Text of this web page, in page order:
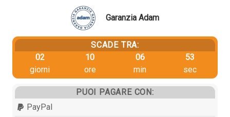
Garanzia Adam
SCADE TRA:
02
giorni
10
ore
06
min
52
sec
PUOI PAGARE CON:
PayPal